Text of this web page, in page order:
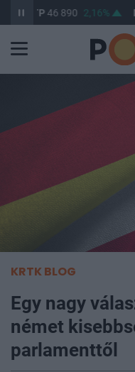
46 890 2,16% MOL 4
KRTK BLOG
Egy nagy
német
parlamenttől